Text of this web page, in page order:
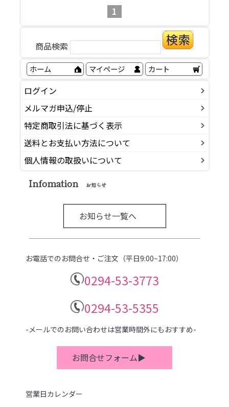
1
商品検索
ホーム マイページ カート
ログイン
メルマガ申込/停止
特定商取引法に基づく表示
送料とお支払い方法について
個人情報の取扱いについて
Infomation お知らせ
お知らせ一覧へ
お電話でのお問合せ・ご注文（平日9:00~17:00）
0294-53-3773
0294-53-5355
-メールでのお問い合わせは営業時間外にもおすすめ-
お問合せフォーム▶
営業日カレンダー